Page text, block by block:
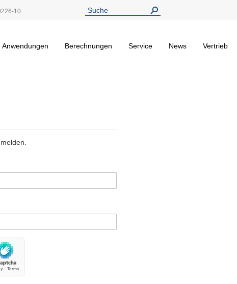
10
Anwendungen Berechnungen Service News Vertrieb